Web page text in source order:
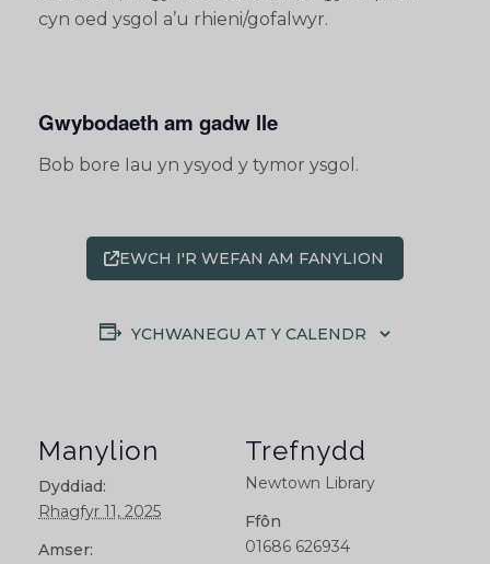
cyn oed ysgol a’u rhieni/gofalwyr.
Gwybodaeth am gadw lle
Bob bore Iau yn ysyod y tymor ysgol.
EWCH I'R WEFAN AM FANYLION
YCHWANEGU AT Y CALENDR
Manylion
Dyddiad:
Rhagfyr 11, 2025
Amser:
Trefnydd
Newtown Library
Ffôn
01686 626934